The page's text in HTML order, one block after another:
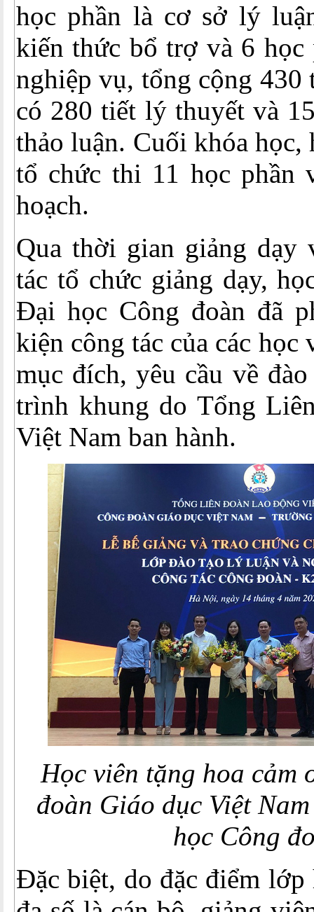
học phần là cơ sở lý
kiến thức bổ trợ và 6 học
nghiệp vụ, tổng cộng 430
có 280 tiết lý thuyết và
thảo luận. Cuối khóa học,
tổ chức thi 11 học phần
hoạch.
Qua thời gian giảng dạy
tác tổ chức giảng dạy,
Đại học Công đoàn đã
kiện công tác của các
mục đích, yêu cầu về
trình khung do Tổng
Việt Nam ban hành.
Học viên tặng hoa cảm
đoàn Giáo dục Việt
học Công
Đặc biệt, do đặc điểm lớp